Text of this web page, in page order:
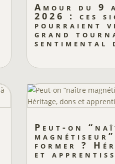
Amour du 9
2026 : ces
pourraient
grand
sentimental
Peut-on
former ?
et